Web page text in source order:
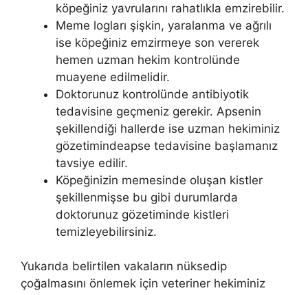
köpeğiniz yavrularını rahatlıkla emzirebilir.
Meme logları şişkin, yaralanma ve ağrılı
ise köpeğiniz emzirmeye son vererek
hemen uzman hekim kontrolünde
muayene edilmelidir.
Doktorunuz kontrolünde antibiyotik
tedavisine geçmeniz gerekir. Apsenin
şekillendiği hallerde ise uzman hekiminiz
gözetimindeapse tedavisine başlamanız
tavsiye edilir.
Köpeğinizin memesinde oluşan kistler
şekillenmişse bu gibi durumlarda
doktorunuz gözetiminde kistleri
temizleyebilirsiniz.
Yukarıda belirtilen vakaların nüksedip
çoğalmasını önlemek için veteriner hekiminiz